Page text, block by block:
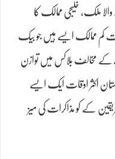
ملک، خلیجی ممالک کا
کم ممالک ایسے ہیں جو بیک
مخالف بلاکس میں توازن
اکثر اوقات ایک ایسے
کے کو مذاکرات کی میز